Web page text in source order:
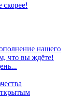
нашего
что вы ждёте!